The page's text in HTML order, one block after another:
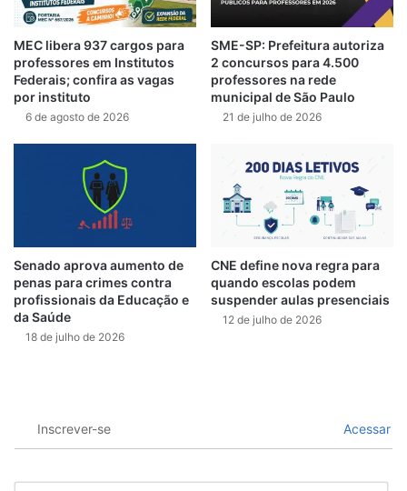
MEC libera 937 cargos para
professores em Institutos
Federais; confira as vagas
por instituto
6 de agosto de 2026
SME-SP: Prefeitura autoriza
2 concursos para 4.500
professores na rede
municipal de São Paulo
21 de julho de 2026
Senado aprova aumento de
penas para crimes contra
profissionais da Educação e
da Saúde
18 de julho de 2026
CNE define nova regra para
quando escolas podem
suspender aulas presenciais
12 de julho de 2026
Inscrever-se Acessar